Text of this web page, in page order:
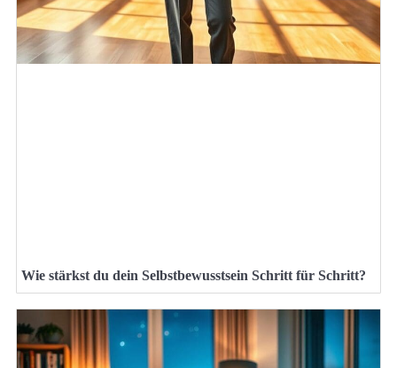
Wie stärkst du dein Selbstbewusstsein Schritt für Schritt?